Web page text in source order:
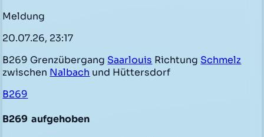
Meldung
20.07.26, 23:17
B269 Grenzübergang Saarlouis Richtung Schmelz
zwischen Nalbach und Hüttersdorf
B269
B269 aufgehoben